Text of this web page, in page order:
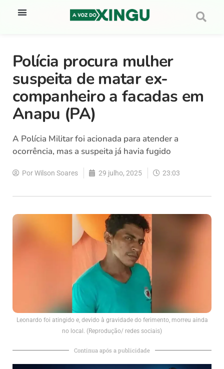
Polícia procura mulher
suspeita de matar ex-
companheiro a facadas em
Anapu (PA)
A Polícia Militar foi acionada para atender a
ocorrência, mas a suspeita já havia fugido
PorWilson Soares 29 julho, 2025 23:03
Leonardo foi atingido e, devido à gravidade do ferimento, morreu ainda
no local. (Reprodução/ redes sociais)
Continua após a publicidade